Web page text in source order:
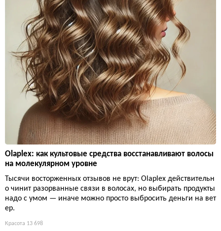
Olaplex: как культовые средства восстанавливают волосы
на молекулярном уровне
Тысячи восторженных отзывов не врут: Olaplex действительн
о чинит разорванные связи в волосах, но выбирать продукты
надо с умом — иначе можно просто выбросить деньги на вет
ер.
Красота 13 698